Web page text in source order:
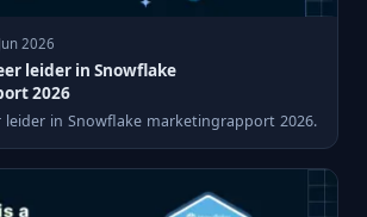
2026
leider in Snowflake
2026
leider in Snowflake marketingrapport 2026.